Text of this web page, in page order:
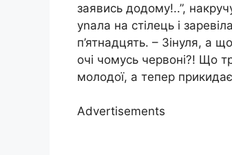
заявись додому!..”,
уnала на стілець і
п’ятнадцять. – Зінуля, а
очі чомусь червоні?! Що
молодої, а тепер
Advertisements